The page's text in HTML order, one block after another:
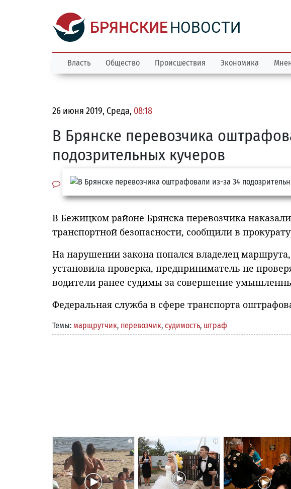
БРЯНСКИЕНОВОСТИ
Власть Общество Происшествия Экономика
26 июня 2019, Среда, 08:18
В Брянске перевозчика
подозрительных кучеров
В Бежицком районе Брянска перевозчика
транспортной безопасности, сообщили в
На нарушении закона попался владелец
установила проверка, предприниматель не
водители ранее судимы за совершение
Федеральная служба в сфере транспорта
Темы: марщрутчик, перевозчик, судимость, штраф
i i